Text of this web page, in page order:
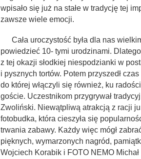
wpisało się już na stałe w tradycję tej
zawsze wiele emocji.
Cała uroczystość była dla nas
powiedzieć 10- tymi urodzinami.
z tej okazji słodkiej niespodzianki w
i pysznych tortów. Potem przyszedł
do której włączyli się również, ku
goście. Uczestnikom przygrywał
Zwoliński. Niewątpliwą atrakcją z racji
fotobudka, która cieszyła się
trwania zabawy. Każdy więc mógł
pięknych, wymarzonych nagród,
Wojciech Korabik i FOTO NEMO